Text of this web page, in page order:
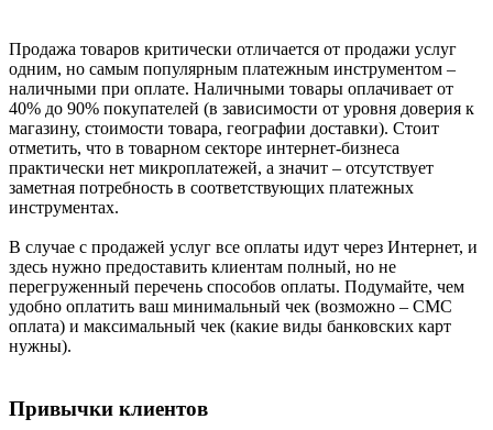
Продажа товаров критически отличается от продажи услуг
одним, но самым популярным платежным инструментом –
наличными при оплате. Наличными товары оплачивает от
40% до 90% покупателей (в зависимости от уровня доверия к
магазину, стоимости товара, географии доставки). Стоит
отметить, что в товарном секторе интернет-бизнеса
практически нет микроплатежей, а значит – отсутствует
заметная потребность в соответствующих платежных
инструментах.
В случае с продажей услуг все оплаты идут через Интернет, и
здесь нужно предоставить клиентам полный, но не
перегруженный перечень способов оплаты. Подумайте, чем
удобно оплатить ваш минимальный чек (возможно – СМС
оплата) и максимальный чек (какие виды банковских карт
нужны).
Привычки клиентов